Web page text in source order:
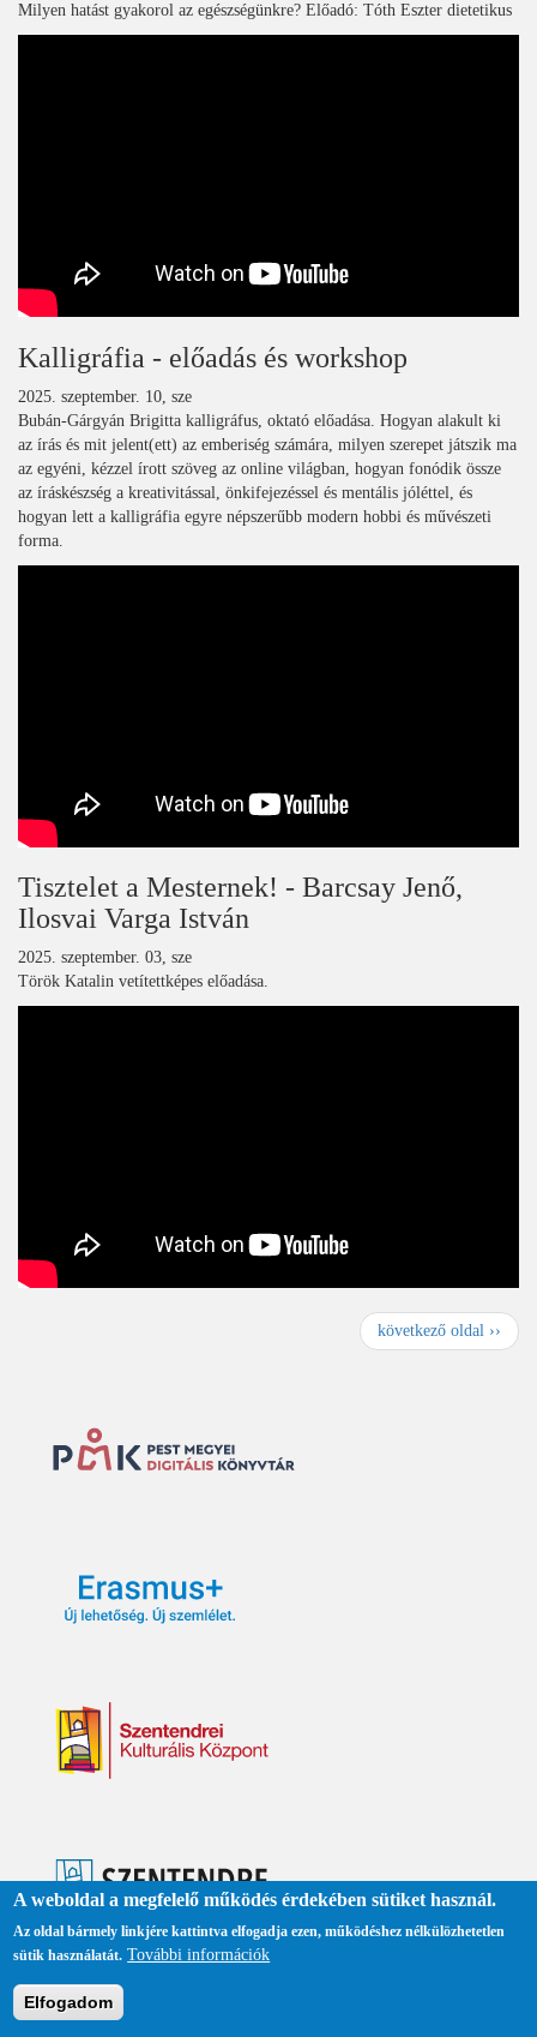
Milyen hatást gyakorol az egészségünkre? Előadó: Tóth Eszter dietetikus
Kalligráfia - előadás és workshop
2025. szeptember. 10, sze
Bubán-Gárgyán Brigitta kalligráfus, oktató előadása. Hogyan alakult ki
az írás és mit jelent(ett) az emberiség számára, milyen szerepet játszik ma
az egyéni, kézzel írott szöveg az online világban, hogyan fonódik össze
az íráskészség a kreativitással, önkifejezéssel és mentális jóléttel, és
hogyan lett a kalligráfia egyre népszerűbb modern hobbi és művészeti
forma.
Tisztelet a Mesternek! - Barcsay Jenő,
Ilosvai Varga István
2025. szeptember. 03, sze
Török Katalin vetítettképes előadása.
K
ö
következő oldal ››
A weboldal a megfelelő működés érdekében sütiket használ.
Az oldal bármely linkjére kattintva elfogadja ezen, működéshez nélkülözhetetlen
sütik használatát. További információk
Elfogadom